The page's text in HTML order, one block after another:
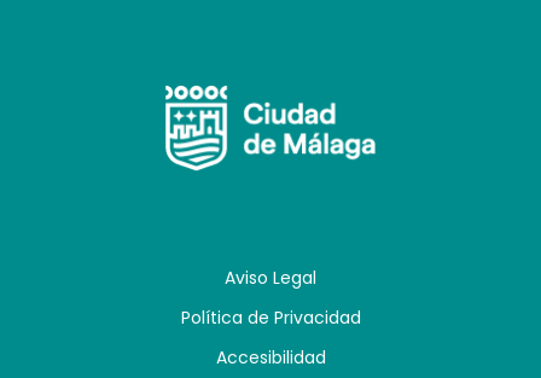
facebook
twitter
instagram
whatsapp
Aviso Legal
Política de Privacidad
Accesibilidad